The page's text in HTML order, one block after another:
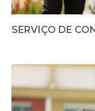
SERVIÇO DE